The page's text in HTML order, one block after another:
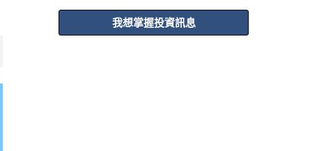
我想掌握投資訊息